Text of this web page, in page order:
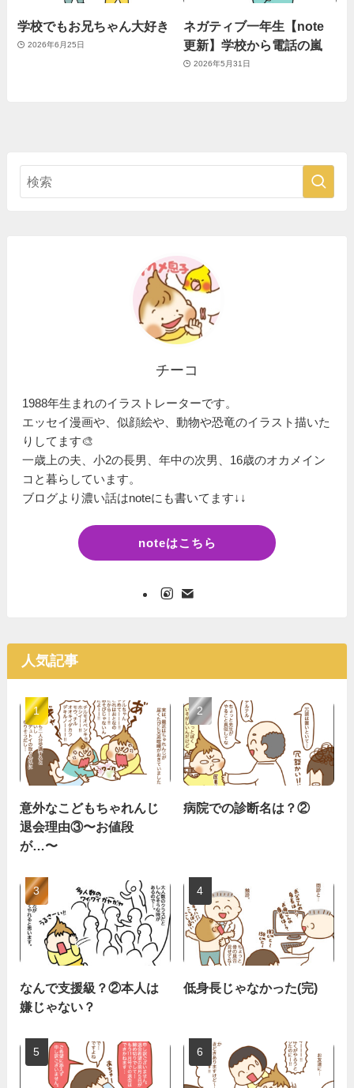
学校でもお兄ちゃん大好き
2026年6月25日
ネガティブ一年生【note
更新】学校から電話の嵐
2026年5月31日
チーコ
1988年生まれのイラストレーターです。
エッセイ漫画や、似顔絵や、動物や恐竜のイラスト描いた
りしてます🎨
一歳上の夫、小2の長男、年中の次男、16歳のオカメイン
コと暮らしています。
ブログより濃い話はnoteにも書いてます↓↓
noteはこちら
人気記事
意外なこどもちゃれんじ
退会理由③〜お値段
が…〜
病院での診断名は？②
なんで支援級？②本人は
嫌じゃない？
低身長じゃなかった(完)